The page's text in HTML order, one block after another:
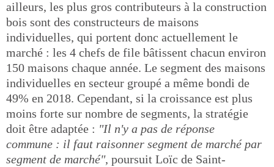
ailleurs, les plus gros contributeurs à la construction
bois sont des constructeurs de maisons
individuelles, qui portent donc actuellement le
marché : les 4 chefs de file bâtissent chacun environ
150 maisons chaque année. Le segment des maisons
individuelles en secteur groupé a même bondi de
49% en 2018. Cependant, si la croissance est plus
moins forte sur nombre de segments, la stratégie
doit être adaptée : "Il n'y a pas de réponse
commune : il faut raisonner segment de marché par
segment de marché", poursuit Loïc de Saint-